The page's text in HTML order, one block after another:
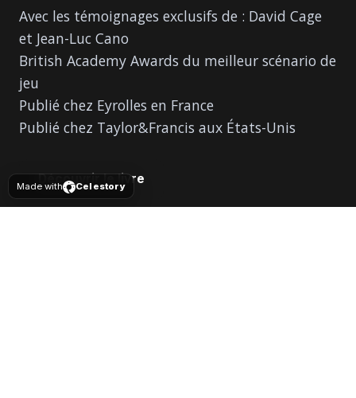
Avec les témoignages exclusifs de : David Cage
et Jean-Luc Cano
British Academy Awards du meilleur scénario de
jeu
Publié chez Eyrolles en France
Publié chez Taylor&Francis aux États-Unis
Découvrir le livre
Made with Celestory